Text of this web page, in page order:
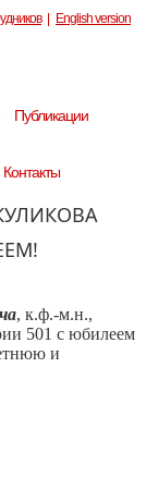
English version
Публикации
Контакты
, к.ф.-м.н.,
501 с юбилеем
и